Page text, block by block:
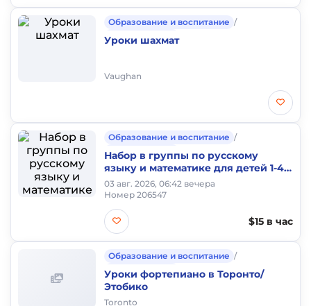
Образование и воспитание /
Частные уроки
Уроки шахмат
Vaughan
Образование и воспитание /
Частные уроки
Набор в группы по русскому
языку и математике для детей 1-4
классов!
03 авг. 2026, 06:42 вечера
Номер 206547
$15 в час
Образование и воспитание /
Частные уроки
Уроки фортепиано в Торонто/
Этобико
Toronto